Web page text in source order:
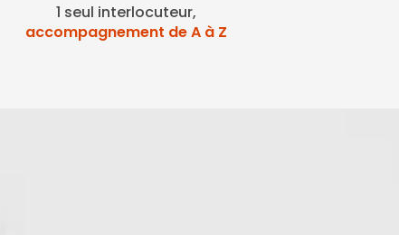
1 seul interlocuteur,
accompagnement de A à Z